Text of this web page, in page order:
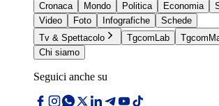
Cronaca
Mondo Politica Economia
Video
Foto Infografiche
Schede
Tv & Spettacolo
TgcomLab
Chi siamo
Seguici anche su